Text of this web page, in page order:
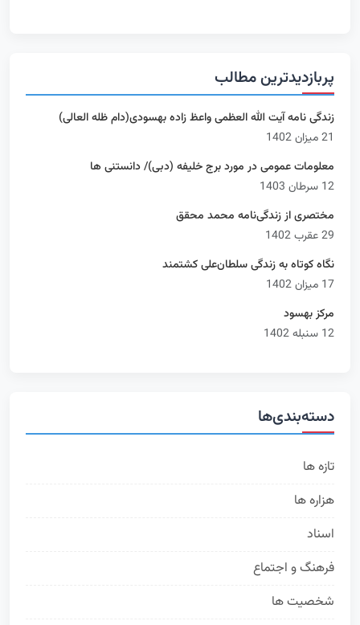
پربازدیدترین مطالب
زندگی نامه آیت الله العظمی واعظ زاده بهسودی(دام ظله العالی)
21 میزان 1402
معلومات عمومی در مورد برج خلیفه (دبی)/ دانستنی ها
12 سرطان 1403
مختصری از زندگی‌نامه محمد محقق
29 عقرب 1402
نگاه کوتاه به زندگی سلطان‌علی کشتمند
17 میزان 1402
مرکز بهسود
12 سنبله 1402
دسته‌بندی‌ها
تازه ها
هزاره ها
اسناد
فرهنگ و اجتماع
شخصیت ها